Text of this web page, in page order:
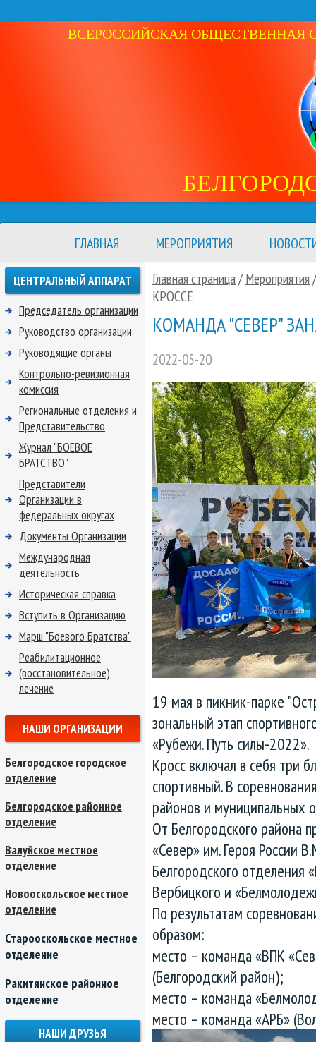
ВСЕРОССИЙСКАЯ ОБЩЕСТВЕННАЯ
ГЛАВНАЯ МЕРОПРИЯТИЯ
Главная страница/ Мероприятия
КРОССЕ
КОМАНДА "СЕВЕР"
2022-05-20
19 мая в пикник-парке
зональный этап
«Рубежи. Путь силы-2022».
Кросс включал в себя три
спортивный. В
районов и муниципальных
От Белгородского района
«Север» им. Героя России
Белгородского
Вербицкого и
По результатам
образом:
место – команда «ВПК
(Белгородский район);
место – команда
место – команда «АРБ»
ЦЕНТРАЛЬНЫЙ АППАРАТ
Председатель организации
Руководство организации
Руководящие органы
Контрольно-ревизионная
комиссия
Региональные отделения и
Представительство
Журнал "БОЕВОЕ
БРАТСТВО"
Представители
Организации в
федеральных округах
Документы Организации
Международная
деятельность
Историческая справка
Вступить в Организацию
Марш "Боевого Братства"
Реабилитационное
(восстановительное)
лечение
НАШИ ОРГАНИЗАЦИИ
Белгородское городское
отделение
Белгородское районное
отделение
Валуйское местное
отделение
Новооскольское местное
отделение
Старооскольское местное
отделение
Ракитянское районное
отделение
НАШИ ДРУЗЬЯ